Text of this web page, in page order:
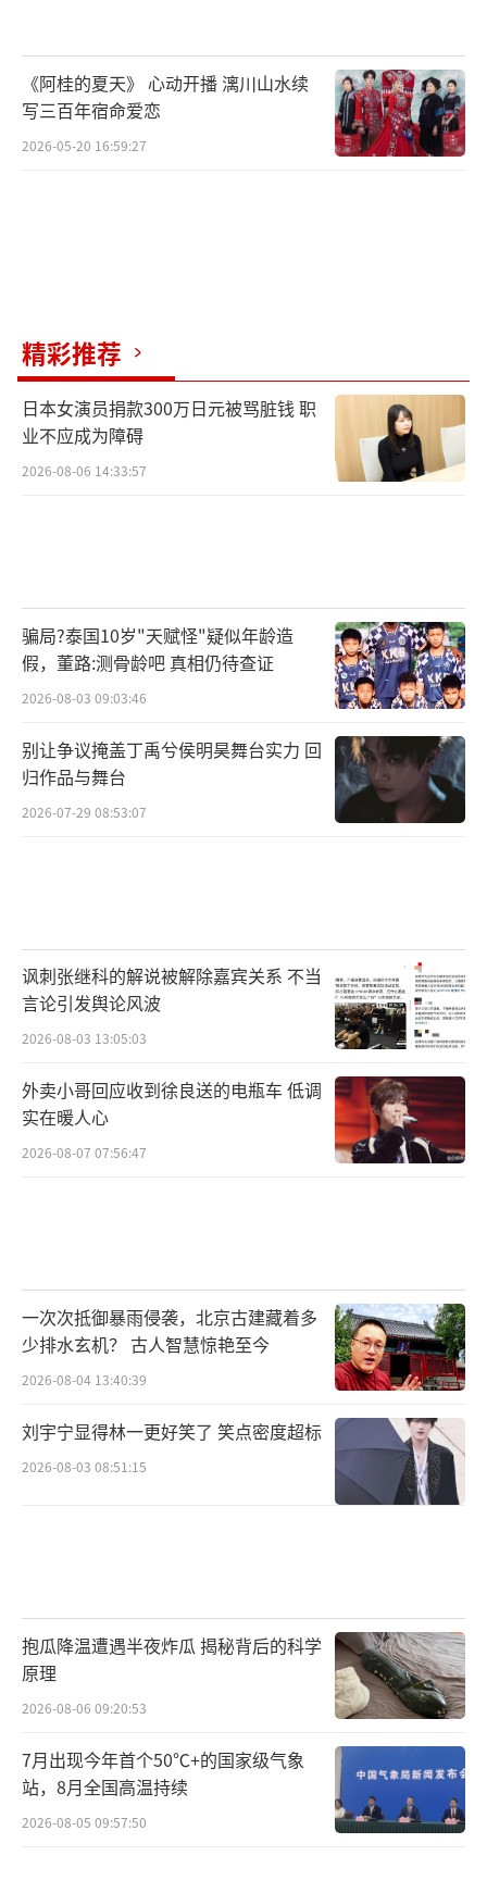
《天兵女特警》剧组丹尼·伯恩：
伊恩
《摔跤吧！爸爸》剧组阿米尔·汗：
阿米尔·汗
阳；
《龙之战》剧组刘佩琦、曹云金；
《酥油》剧组朱珠；
《喵星人》剧组陈木胜；
以及京剧电影《赵氏孤儿》、《穆桂英挂
帅》、《勘玉钏》、《乾坤福寿镜》、《谢瑶
环》剧组，
影片《不期而遇》、《残酷的青春》、
《极速捕手》、《兄弟别闹》、《艺术也疯
狂》、《家族时光》、《拯救汪星人》、《巴
《阿桂的夏天》 心动开播 漓川山水续
写三百年宿命爱恋
2026-05-20 16:59:27
精彩推荐
日本女演员捐款300万日元被骂脏钱 职
业不应成为障碍
2026-08-06 14:33:57
骗局?泰国10岁"天赋怪"疑似年龄造
假，董路:测骨龄吧 真相仍待查证
2026-08-03 09:03:46
别让争议掩盖丁禹兮侯明昊舞台实力 回
归作品与舞台
2026-07-29 08:53:07
讽刺张继科的解说被解除嘉宾关系 不当
言论引发舆论风波
2026-08-03 13:05:03
外卖小哥回应收到徐良送的电瓶车 低调
实在暖人心
2026-08-07 07:56:47
一次次抵御暴雨侵袭，北京古建藏着多
少排水玄机？ 古人智慧惊艳至今
2026-08-04 13:40:39
刘宇宁显得林一更好笑了 笑点密度超标
2026-08-03 08:51:15
抱瓜降温遭遇半夜炸瓜 揭秘背后的科学
原理
2026-08-06 09:20:53
7月出现今年首个50℃+的国家级气象
站，8月全国高温持续
2026-08-05 09:57:50